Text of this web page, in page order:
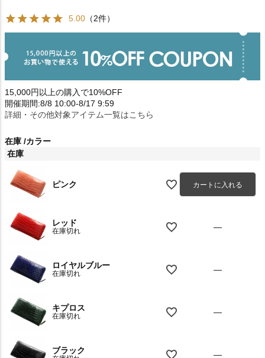
5.00 （2件）
15,000円以上の購入で10%OFF
開催期間:8/8 10:00-8/17 9:59
詳細・その他対象アイテム一覧はこちら
在庫 カラー
在庫
ピンク カートに入れる
レッド
在庫切れ —
ロイヤルブルー
在庫切れ —
キプロス
在庫切れ —
ブラック —